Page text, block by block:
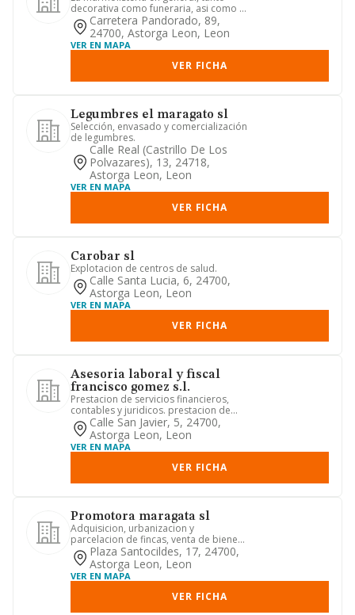
decorativa como funeraria, asi como el
labrado y pulido de piedr...
Carretera Pandorado, 89,
24700, Astorga Leon, Leon
VER EN MAPA
VER FICHA
Legumbres el maragato sl
Selección, envasado y comercialización
de legumbres.
Calle Real (castrillo De Los
Polvazares), 13, 24718,
Astorga Leon, Leon
VER EN MAPA
VER FICHA
Carobar sl
Explotacion de centros de salud.
Calle Santa Lucia, 6, 24700,
Astorga Leon, Leon
VER EN MAPA
VER FICHA
Asesoria laboral y fiscal
francisco gomez s.l.
Prestacion de servicios financieros,
contables y juridicos. prestacion de
servicios profesionales d...
Calle San Javier, 5, 24700,
Astorga Leon, Leon
VER EN MAPA
VER FICHA
Promotora maragata sl
Adquisicion, urbanizacion y
parcelacion de fincas, venta de bienes
inmuebles y derechos reales, alq...
Plaza Santocildes, 17, 24700,
Astorga Leon, Leon
VER EN MAPA
VER FICHA